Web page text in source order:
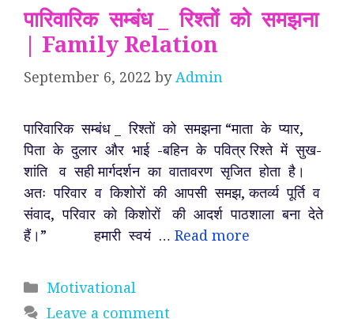
पारिवारिक सम्बंध _ रिश्तों को समझना
| Family Relation
September 6, 2022 byAdmin
पारिवारिक सम्बंध _ रिश्तों को समझना “माता के प्यार,
पिता के दुलार और भाई -बहिन के पवित्र रिश्ते में सुख-
शांति व सही मार्गदर्शन का वातावरण सृजित होता है।
अतः परिवार व किशोरों की आपसी समझ, कतर्व्य पूर्ति व
संवाद, परिवार को किशोरों की आदर्श पाठशाला बना देते
हैं।” हमारी स्वयं … Read more
Categories
Motivational
Leave a comment